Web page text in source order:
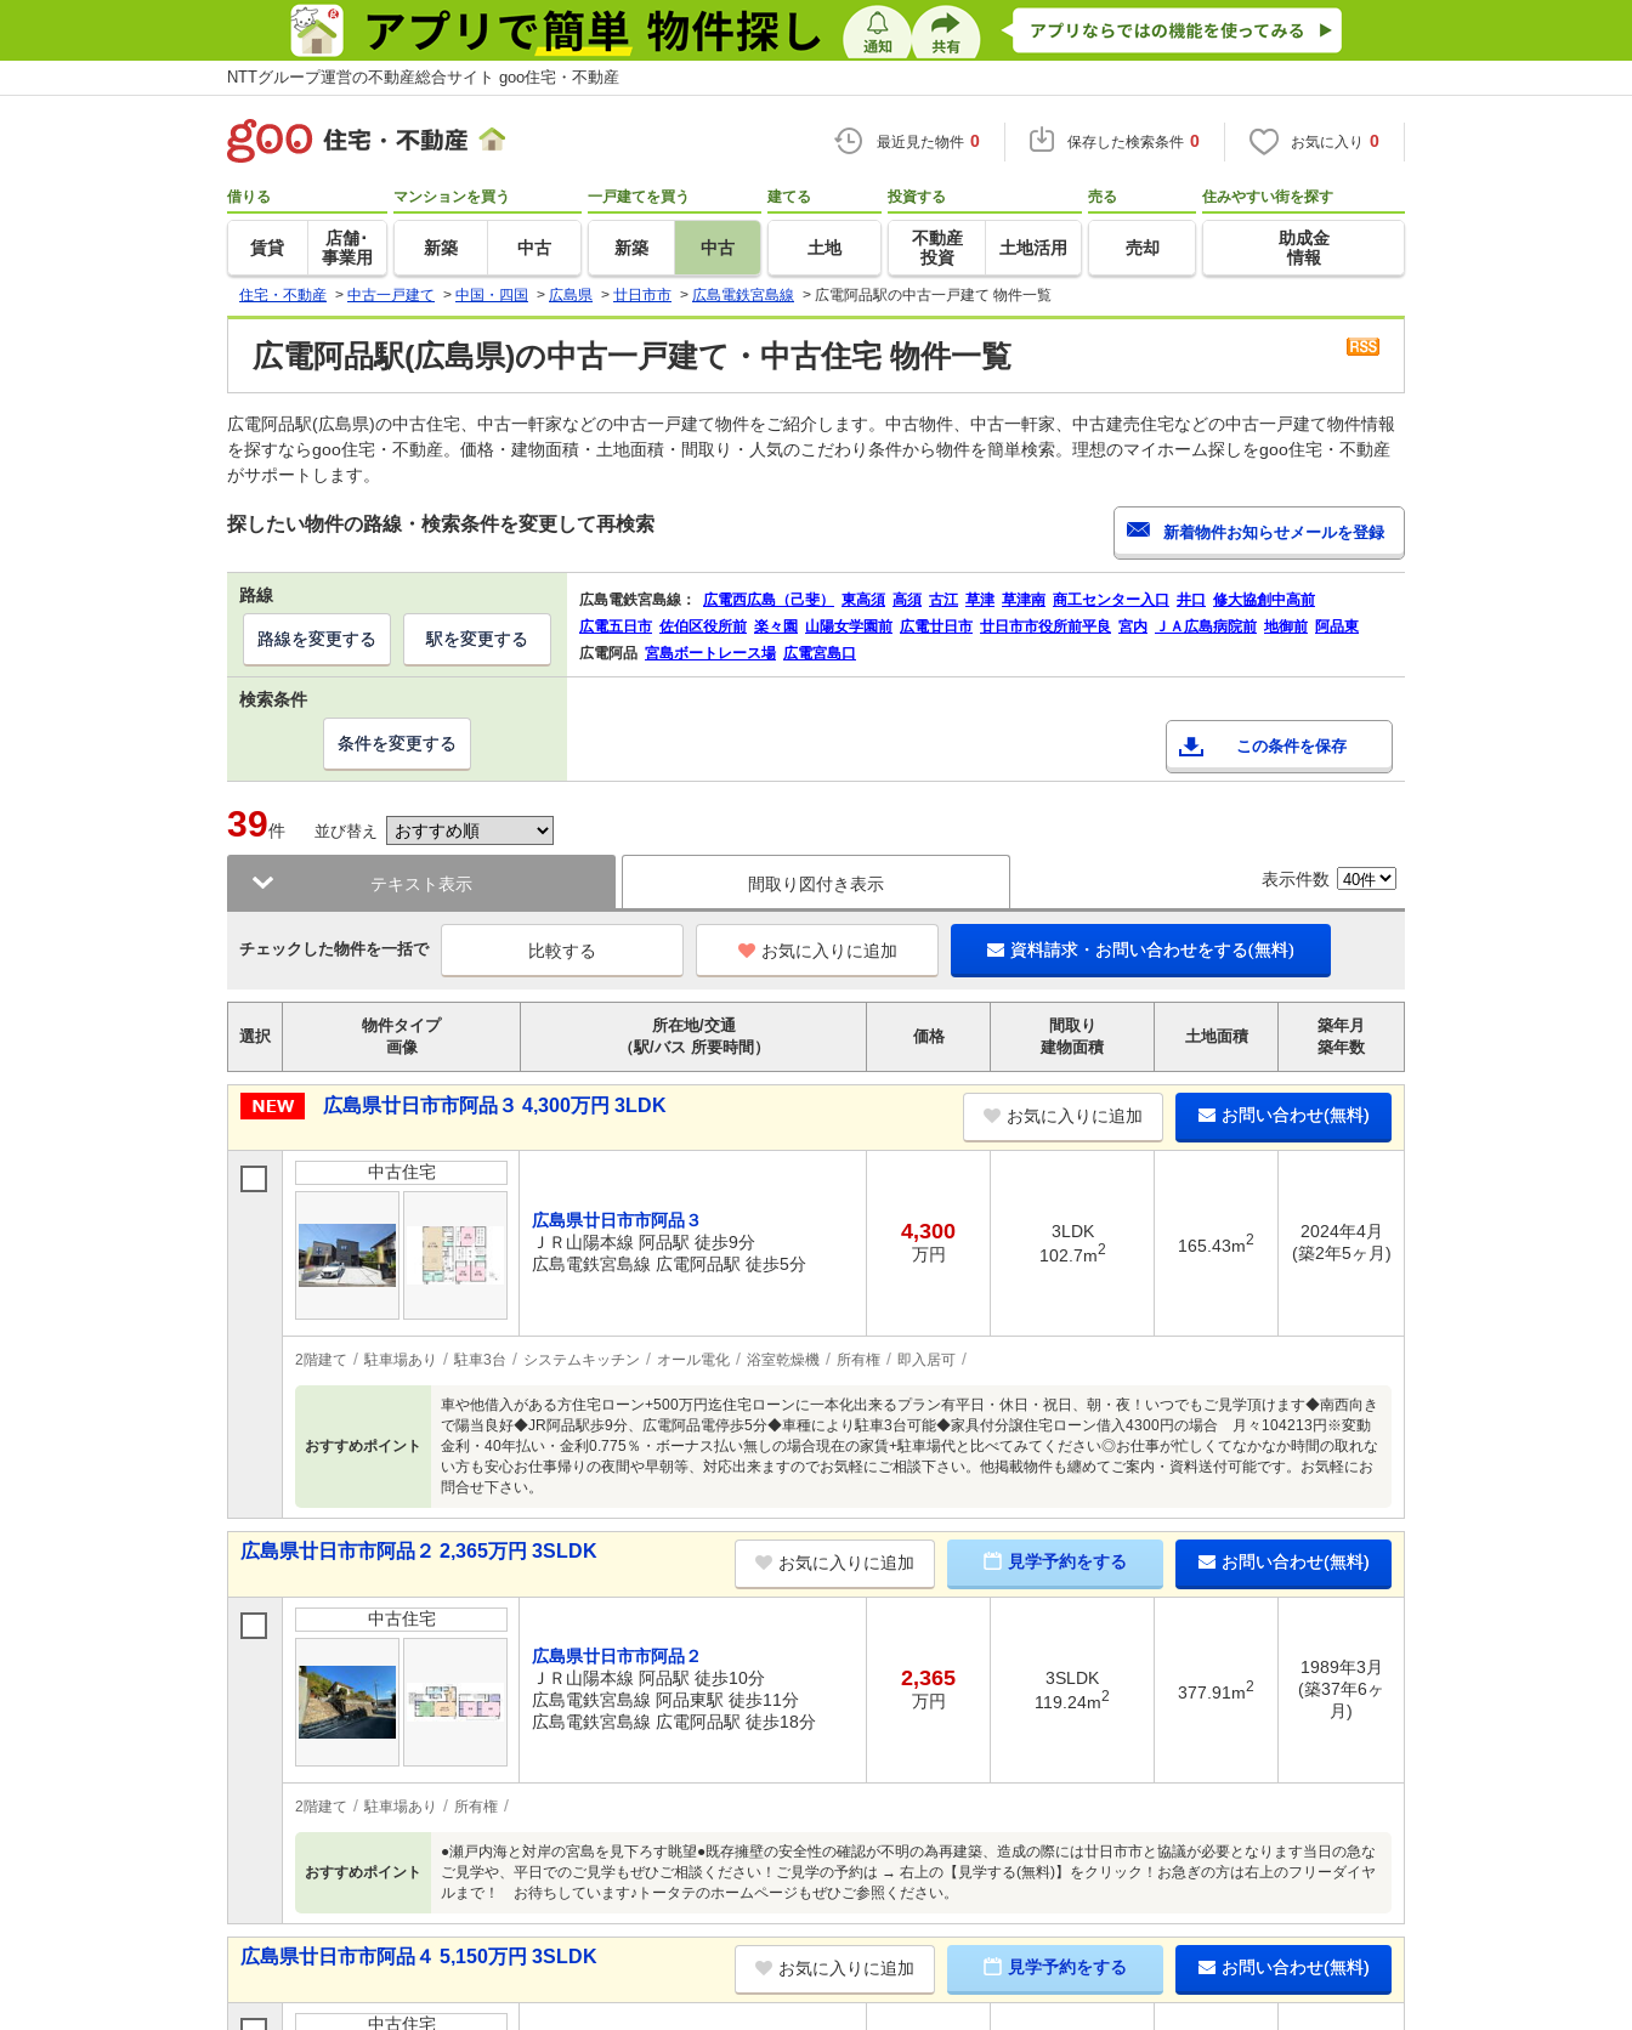
NTTグループ運営の不動産総合サイト goo住宅・不動産
最近見た物件 0 保存した検索条件 0 お気に入り 0
借りる
賃貸
店舗･
事業用
マンションを買う
新築 中古
一戸建てを買う
新築 中古
建てる
土地
投資する
不動産
投資
土地活用
売る
売却
住みやすい街を探す
助成金
情報
住宅・不動産 > 中古一戸建て > 中国・四国 > 広島県 > 廿日市市 > 広島電鉄宮島線 > 広電阿品駅の中古一戸建て 物件一覧
広電阿品駅(広島県)の中古一戸建て・中古住宅 物件一覧
広電阿品駅(広島県)の中古住宅、中古一軒家などの中古一戸建て物件をご紹介します。中古物件、中古一軒家、中古建売住宅などの中古一戸建て物件情報
を探すならgoo住宅・不動産。価格・建物面積・土地面積・間取り・人気のこだわり条件から物件を簡単検索。理想のマイホーム探しをgoo住宅・不動産
がサポートします。
探したい物件の路線・検索条件を変更して再検索
路線 広島電鉄宮島線： 広電西広島（己斐） 東高須 高須 古江 草津 草津南 商工センター入口 井口
修大協創中高前
広電五日市 佐伯区役所前 楽々園 山陽女学園前 広電廿日市 廿日市市役所前平良 宮内 ＪＡ広島病院前 地御前 阿品東
広電阿品 宮島ボートレース場 広電宮島口
路線を変更する 駅を変更する
検索条件
この条件を保存
条件を変更する
39件 並び替え
テキスト表示 間取り図付き表示 表示件数
チェックした物件を一括で お気に入りに追加 資料請求・お問い合わせをする(無料)
選択
物件タイプ
画像
所在地/交通
（駅/バス 所要時間）
価格
間取り
建物面積
土地面積
築年月
築年数
広島県廿日市市阿品３ 4,300万円 3LDK お気に入りに追加 お問い合わせ(無料)
中古住宅
広島県廿日市市阿品３
ＪＲ山陽本線 阿品駅 徒歩9分
広島電鉄宮島線 広電阿品駅 徒歩5分
4,300
万円
3LDK
102.7m2 165.43m2
2024年4月
(築2年5ヶ月)
2階建て 駐車場あり 駐車3台 システムキッチン オール電化 浴室乾燥機 所有権 即入居可
おすすめポイント
車や他借入がある方住宅ローン+500万円迄住宅ローンに一本化出来るプラン有平日・休日・祝日、朝・夜！いつでもご見学頂けます◆南西向き
で陽当良好◆JR阿品駅歩9分、広電阿品電停歩5分◆車種により駐車3台可能◆家具付分譲住宅ローン借入4300円の場合 月々104213円※変動
金利・40年払い・金利0.775％・ボーナス払い無しの場合現在の家賃+駐車場代と比べてみてください◎お仕事が忙しくてなかなか時間の取れな
い方も安心お仕事帰りの夜間や早朝等、対応出来ますのでお気軽にご相談下さい。他掲載物件も纏めてご案内・資料送付可能です。お気軽にお
問合せ下さい。
広島県廿日市市阿品２ 2,365万円 3SLDK
お気に入りに追加 見学予約をする お問い合わせ(無料)
中古住宅
広島県廿日市市阿品２
ＪＲ山陽本線 阿品駅 徒歩10分
広島電鉄宮島線 阿品東駅 徒歩11分
広島電鉄宮島線 広電阿品駅 徒歩18分
2,365
万円
3SLDK
119.24m2 377.91m2
1989年3月
(築37年6ヶ
月)
2階建て 駐車場あり 所有権
おすすめポイント
●瀬戸内海と対岸の宮島を見下ろす眺望●既存擁壁の安全性の確認が不明の為再建築、造成の際には廿日市市と協議が必要となります当日の急な
ご見学や、平日でのご見学もぜひご相談ください！ご見学の予約は → 右上の【見学する(無料)】をクリック！お急ぎの方は右上のフリーダイヤ
ルまで！ お待ちしています♪トータテのホームページもぜひご参照ください。
広島県廿日市市阿品４ 5,150万円 3SLDK
お気に入りに追加 見学予約をする お問い合わせ(無料)
中古住宅